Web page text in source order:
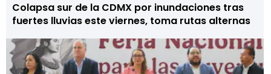
Colapsa sur de la CDMX por inundaciones tras
fuertes lluvias este viernes, toma rutas alternas